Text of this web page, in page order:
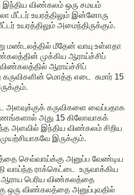
விண்கலம் ஒரு சமயம்
மீட்டர் உயரத்திலும் இன்னோரு
உயரத்திலும் அமைந்திருக்கும்.
மண்டலத்தில் மீதேன் வாயு உள்ளதா
முக்கிய ஆராய்ச்சிப்
ஆராய்ச்சிப்
மொத்த எடை சுமார் 15
அளவுக்குக் கருவிகளை வைப்பதாக
அது 15 கிலோவாகக்
அளவில் இந்திய விண்கலம் சிறிய
இருக்கும்.
செவ்வாய்க்கு அனுப்ப வேண்டிய
வாய்ந்த ராக்கெட்டை உருவாக்கிய
பெரிய விண்கலத்தை
ஒரு விண்கலத்தை அனுப்புவதில்